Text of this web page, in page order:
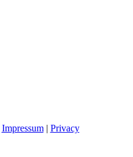
Impressum| Privacy